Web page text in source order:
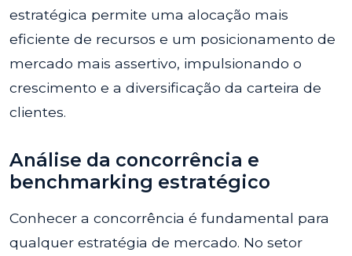
estratégica permite uma alocação mais
eficiente de recursos e um posicionamento de
mercado mais assertivo, impulsionando o
crescimento e a diversificação da carteira de
clientes.
Análise da concorrência e
benchmarking estratégico
Conhecer a concorrência é fundamental para
qualquer estratégia de mercado. No setor